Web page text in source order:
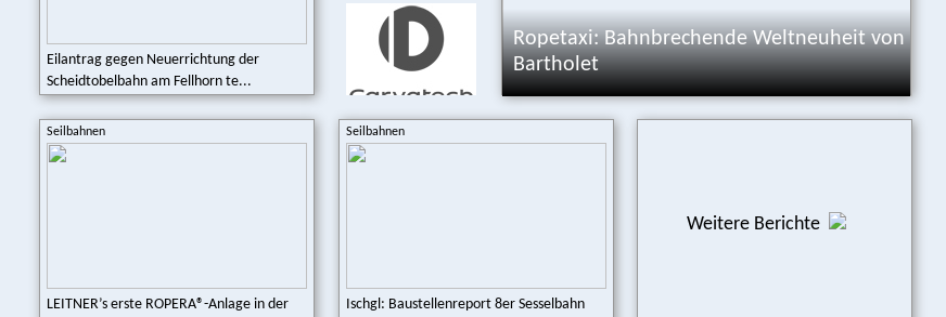
Eilantrag gegen Neuerrichtung der
Scheidtobelbahn am Fellhorn te...
Ropetaxi: Bahnbrechende Weltneuheit von
Bartholet
Seilbahnen
LEITNER’s erste ROPERA®-Anlage in der
Seilbahnen
Ischgl: Baustellenreport 8er Sesselbahn
Weitere Berichte